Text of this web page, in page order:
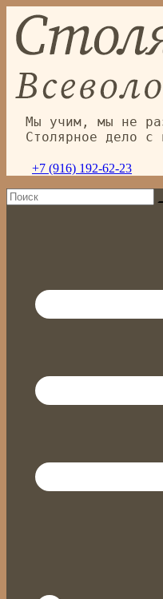
Перейти
содержимому
Мы учим, мы не
Столярное дело с
+7 (916) 192-62-23